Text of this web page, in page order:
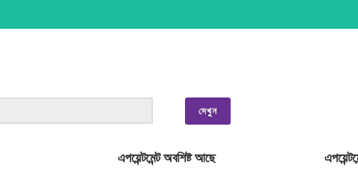
দেখুন
এপয়েন্টমেন্ট অবশিষ্ট আছে